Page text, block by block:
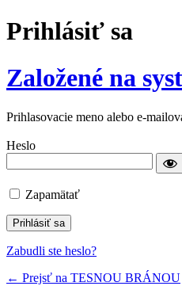
Prihlásiť sa
Založené na
Prihlasovacie meno alebo e-
Heslo
Zapamätať
Zabudli ste heslo?
← Prejsť na TESNOU BRÁNOU